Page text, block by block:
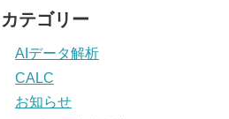
カテゴリー
AIデータ解析
CALC
お知らせ